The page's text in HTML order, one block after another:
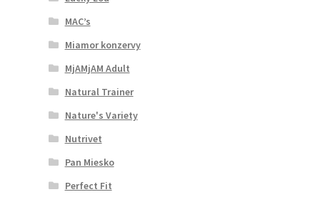
MAC’s
Miamor konzervy
MjAMjAM Adult
Natural Trainer
Nature's Variety
Nutrivet
Pan Miesko
Perfect Fit